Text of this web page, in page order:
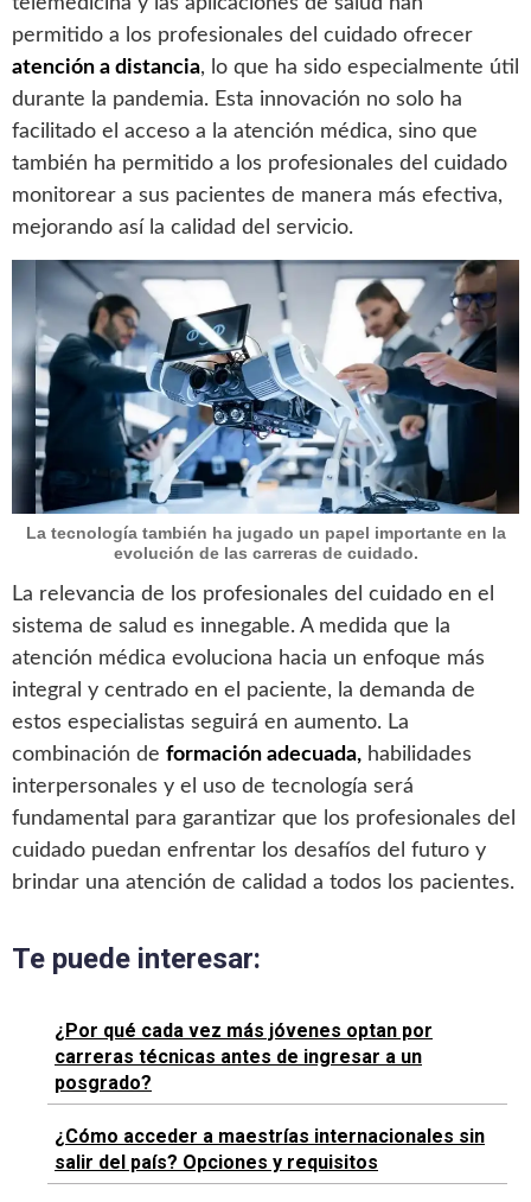
permitido a los profesionales del cuidado ofrecer
atención a distancia, lo que ha sido especialmente útil
durante la pandemia. Esta innovación no solo ha
facilitado el acceso a la atención médica, sino que
también ha permitido a los profesionales del cuidado
monitorear a sus pacientes de manera más efectiva,
mejorando así la calidad del servicio.
La tecnología también ha jugado un papel importante en la
evolución de las carreras de cuidado.
La relevancia de los profesionales del cuidado en el
sistema de salud es innegable. A medida que la
atención médica evoluciona hacia un enfoque más
integral y centrado en el paciente, la demanda de
estos especialistas seguirá en aumento. La
combinación de formación adecuada, habilidades
interpersonales y el uso de tecnología será
fundamental para garantizar que los profesionales del
cuidado puedan enfrentar los desafíos del futuro y
brindar una atención de calidad a todos los pacientes.
Te puede interesar:
¿Por qué cada vez más jóvenes optan por
carreras técnicas antes de ingresar a un
posgrado?
¿Cómo acceder a maestrías internacionales sin
salir del país? Opciones y requisitos